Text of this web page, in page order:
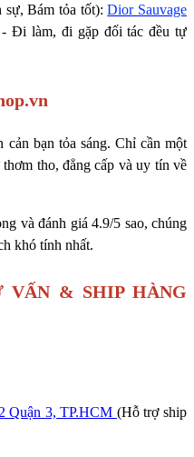
sự, Bám tỏa tốt):Dior Sauvage
Đi làm, đi gặp đối tác đều tự
bạn tỏa sáng. Chỉ cần một
tho, đẳng cấp và uy tín về
và đánh giá 4.9/5 sao, chúng
khó tính nhất.
& SHIP HÀNG
Quận 3, TP.HCM (Hỗ trợ ship